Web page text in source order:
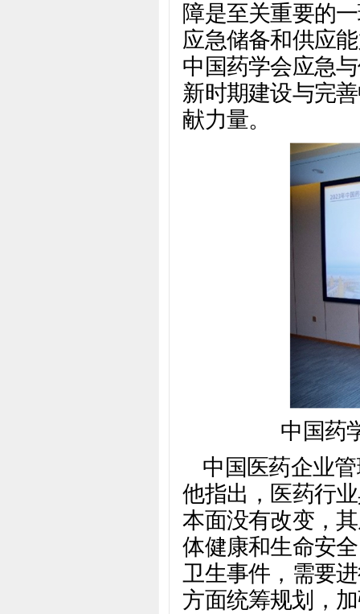
障是至关重要的
应急储备和供应
中国药学会应急
新时期建设与完
献力量。
中国药
中国医药企业
他指出，医药行
本面没有改变，
体健康和生命安
卫生事件，需要
方面统筹规划，